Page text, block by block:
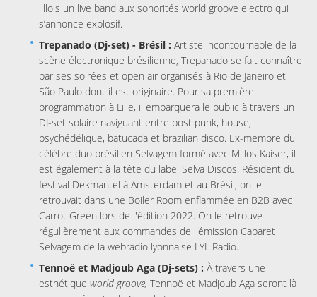
lillois un live band aux sonorités world groove electro qui
s’annonce explosif.
Trepanado (Dj-set) - Brésil : Artiste incontournable de la
scène électronique brésilienne, Trepanado se fait connaître
par ses soirées et open air organisés à Rio de Janeiro et
São Paulo dont il est originaire. Pour sa première
programmation à Lille, il embarquera le public à travers un
DJ-set solaire naviguant entre post punk, house,
psychédélique, batucada et brazilian disco. Ex-membre du
célèbre duo brésilien Selvagem formé avec Millos Kaiser, il
est également à la tête du label Selva Discos. Résident du
festival Dekmantel à Amsterdam et au Brésil, on le
retrouvait dans une Boiler Room enflammée en B2B avec
Carrot Green lors de l'édition 2022. On le retrouve
régulièrement aux commandes de l'émission Cabaret
Selvagem de la webradio lyonnaise LYL Radio.
Tennoë et Madjoub Aga (Dj-sets) : À travers une
esthétique world groove, Tennoë et Madjoub Aga seront là